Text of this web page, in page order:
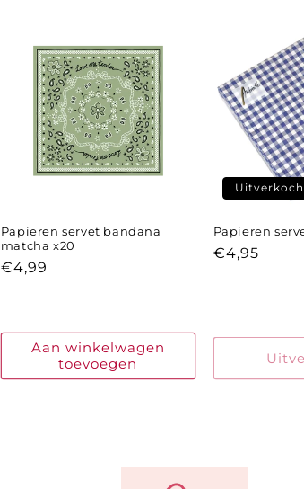
Papieren servet bandana
matcha x20
Normale
€4,99
Aan winkelwagen
toevoegen
Papieren
Normale
€4,95